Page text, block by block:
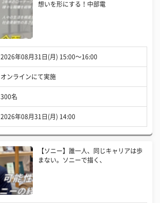
想いを形にする！中部電
2026年08月31日(月) 15:00〜16:00
オンラインにて実施
300名
2026年08月31日(月) 14:00
【ソニー】誰一人、同じキャリアは歩
まない。ソニーで描く、